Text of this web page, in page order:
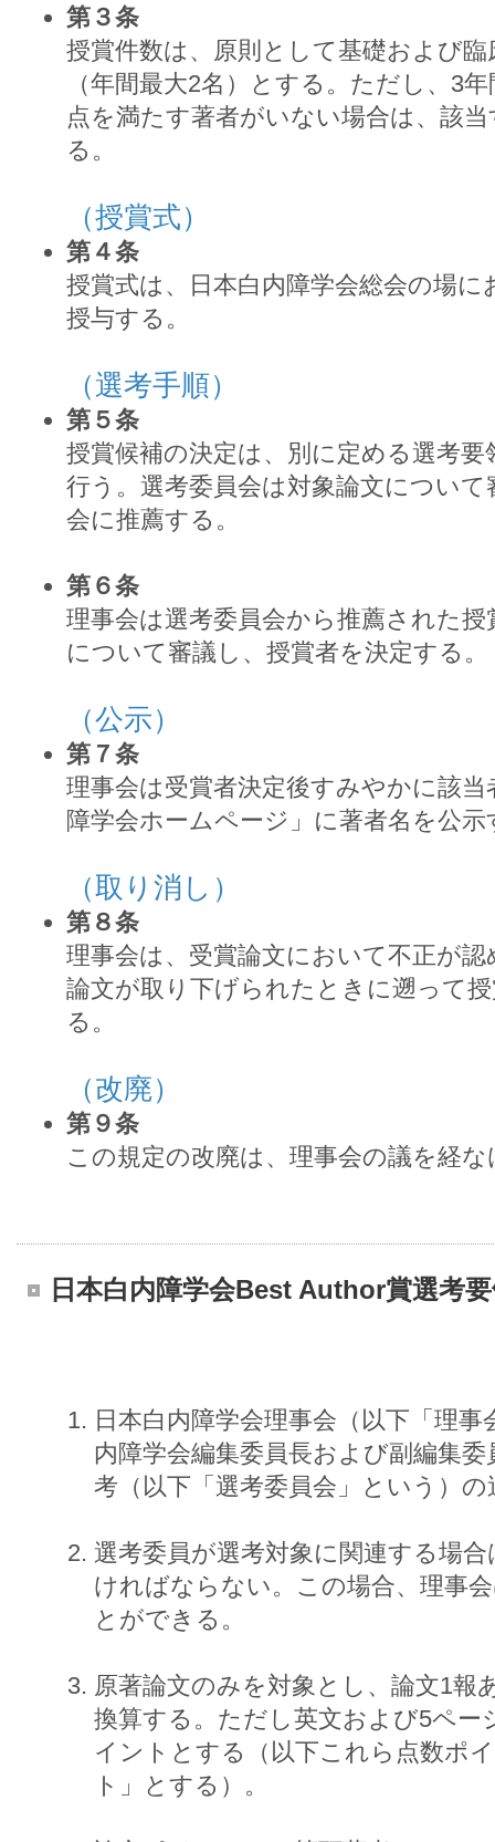
第３条
授賞件数は、原則として基礎および
（年間最大2名）とする。ただし、3
点を満たす著者がいない場合は、該
る。
（授賞式）
第４条
授賞式は、日本白内障学会総会の場
授与する。
（選考手順）
第５条
授賞候補の決定は、別に定める選考
行う。選考委員会は対象論文につい
会に推薦する。
第６条
理事会は選考委員会から推薦された
について審議し、授賞者を決定する。
（公示）
第７条
理事会は受賞者決定後すみやかに該
障学会ホームページ」に著者名を公示
（取り消し）
第８条
理事会は、受賞論文において不正が
論文が取り下げられたときに遡って
る。
（改廃）
第９条
この規定の改廃は、理事会の議を経
日本白内障学会Best Author賞選考
日本白内障学会理事会（以下「理
内障学会編集委員長および副編集
考（以下「選考委員会」という）
選考委員が選考対象に関連する場
ければならない。この場合、理事
とができる。
原著論文のみを対象とし、論文1報
換算する。ただし英文および5ペー
イントとする（以下これら点数ポ
ト」とする）。